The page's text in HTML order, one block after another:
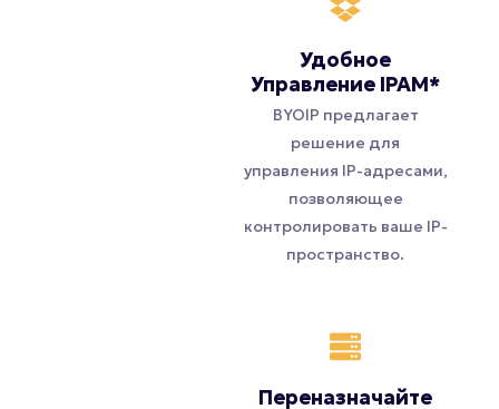
Удобное
Управление IPAM*
BYOIP предлагает
решение для
управления IP-адресами,
позволяющее
контролировать ваше IP-
пространство.
Переназначайте